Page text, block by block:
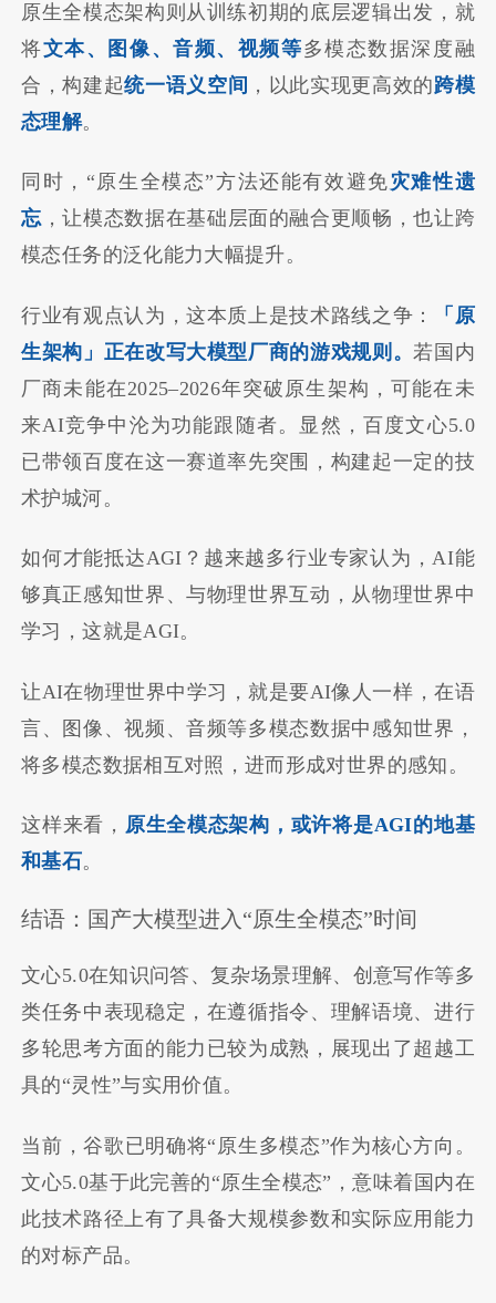
原生全模态架构则从训练初期的底层逻辑出发，就
将文本、图像、音频、视频等多模态数据深度融
合，构建起统一语义空间 ，以此实现更高效的跨模
态理解。
同时，“原生全模态”方法还能有效避免 灾难性遗
忘，让模态数据在基础层面的融合更顺畅，也让跨
模态任务的泛化能力大幅提升。
行业有观点认为，这本质上是技术路线之争：
「原
生架构」正在改写大模型厂商的游戏规则。 若国内
厂商未能在2025–2026年突破原生架构，可能在未
来AI竞争中沦为功能跟随者。显然，百度文心5.0
已带领百度在这一赛道率先突围，构建起一定的技
术护城河。
如何才能抵达AGI？越来越多行业专家认为，AI能
够真正感知世界、与物理世界互动，从物理世界中
学习，这就是AGI。
让AI在物理世界中学习，就是要AI像人一样，在语
言、图像、视频、音频等多模态数据中感知世界，
将多模态数据相互对照，进而形成对世界的感知。
这样来看， 原生全模态架构，或许将是AGI的地基
和基石。
结语：国产大模型进入“原生全模态”时间
文心5.0在知识问答、复杂场景理解、创意写作等多
类任务中表现稳定，在遵循指令、理解语境、进行
多轮思考方面的能力已较为成熟，展现出了超越工
具的“灵性”与实用价值。
当前，谷歌已明确将“原生多模态”作为核心方向。
文心5.0基于此完善的“原生全模态”，意味着国内在
此技术路径上有了具备大规模参数和实际应用能力
的对标产品。